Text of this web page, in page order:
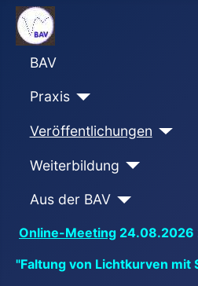
BAV
Praxis
Veröffentlichungen
Weiterbildung
Aus der BAV
Online-Meeting 24.08.2026
"Faltung von Lichtkurven mit